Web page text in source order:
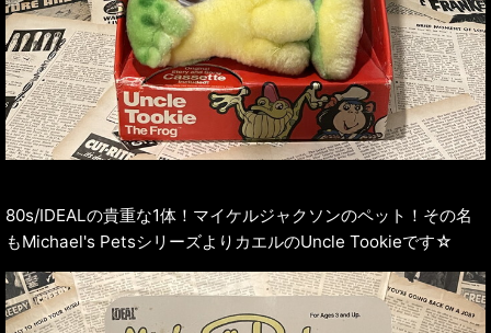
80s/IDEALの貴重な1体！マイケルジャクソンのペット！その名
もMichael's PetsシリーズよりカエルのUncle Tookieです☆